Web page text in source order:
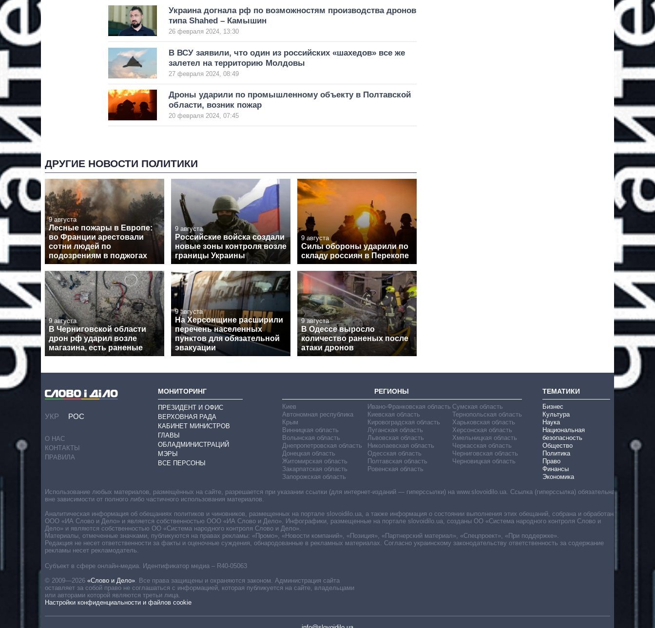
Украина догнала рф по возможностям производства дронов
типа Shahed – Камышин
26 февраля 2024, 13:30
В ВСУ заявили, что один из российских «шахедов» все же
залетел на территорию Молдовы
27 февраля 2024, 08:49
Дроны ударили по промышленному объекту в Полтавской
области, возник пожар
20 февраля 2024, 07:45
ДРУГИЕ НОВОСТИ ПОЛИТИКИ
9 августа
Лесные пожары в Европе:
во Франции арестовали
сотни людей по
подозрениям в поджогах
9 августа
Российские войска создали
новые зоны контроля возле
границы Украины
9 августа
Силы обороны ударили по
складу россиян в Перекопе
9 августа
В Черниговской области
дрон рф ударил возле
магазина, есть раненые
9 августа
На Херсонщине расширили
перечень населенных
пунктов для обязательной
эвакуации
9 августа
В Одессе выросло
количество раненых после
атаки дронов
УКР РОС
О НАС
КОНТАКТЫ
ПРАВИЛА
МОНИТОРИНГ
ПРЕЗИДЕНТ И ОФИС
ВЕРХОВНАЯ РАДА
КАБИНЕТ МИНИСТРОВ
ГЛАВЫ
ОБЛАДМИНИСТРАЦИЙ
МЭРЫ
ВСЕ ПЕРСОНЫ
РЕГИОНЫ
Киев
Автономная республика
Крым
Винницкая область
Волынская область
Днепропетровская область
Донецкая область
Житомирская область
Закарпатская область
Запорожская область
Ивано-Франковская область
Киевская область
Кировоградская область
Луганская область
Львовская область
Николаевская область
Одесская область
Полтавская область
Ровенская область
Сумская область
Тернопольская область
Харьковская область
Херсонская область
Хмельницкая область
Черкасская область
Черниговская область
Черновицкая область
ТЕМАТИКИ
Бизнес
Культура
Наука
Национальная
безопасность
Общество
Политика
Право
Финансы
Экономика
Субъект в сфере онлайн-медиа. Идентификатор медиа – R40-05063
© 2009—2026 «Слово и Дело». Все права защищены и охраняются законом. Администрация сайта
оставляет за собой право не соглашаться с информацией, которая публикуется на сайте, владельцами
или авторами которой являются третьи лица.
Настройки конфиденциальности и файлов cookie
Использование любых материалов, размещённых на сайте, разрешается при указании ссылки (для интернет-изданий — гиперссылки) на www.slovoidilo.ua. Ссылка (гиперссылка) обязательна
вне зависимости от полного либо частичного использования материалов.
Аналитическая информация об обещаниях политиков и чиновников, размещенных на портале slovoidilo.ua, а также информация о состоянии выполнения этих обещаний, собрана и обработана
ООО «ИА Слово и Дело» и является собственностью ООО «ИА Слово и Дело». Инфографики, размещенные на портале slovoidilo.ua, созданы ОО «Система народного контроля Слово и
Дело» и являются собственностью ОО «Система народного контроля Слово и Дело».
Материалы, отмеченные значками, публикуются на правах рекламы: «Промо», «Новости компаний», «Позиция», «Партнерский материал», «Спецпроект», «При поддержке».
Редакция не несет ответственности за факты и оценочные суждения, обнародованные в рекламных материалах. Согласно украинскому законодательству ответственность за содержание
рекламы несет рекламодатель.